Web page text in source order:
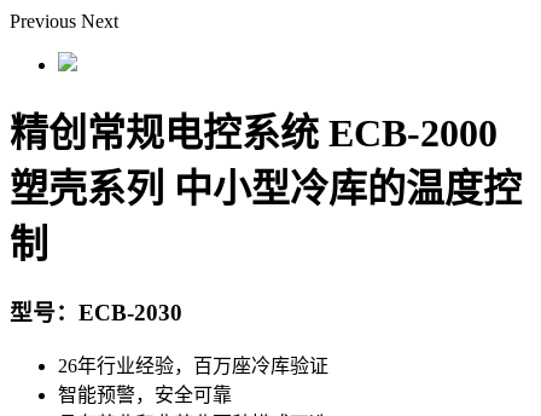
Previous Next
精创常规电控系统 ECB-2000
塑壳系列 中小型冷库的温度控
制
型号：ECB-2030
26年行业经验，百万座冷库验证
智能预警，安全可靠